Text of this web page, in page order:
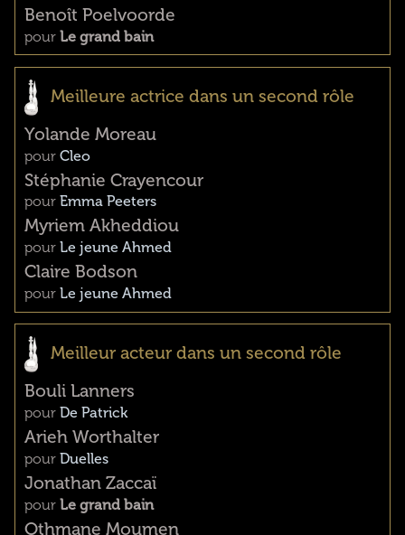
Benoît Poelvoorde
pour Le grand bain
Meilleure actrice dans un second rôle
Yolande Moreau
pour Cleo
Stéphanie Crayencour
pour Emma Peeters
Myriem Akheddiou
pour Le jeune Ahmed
Claire Bodson
pour Le jeune Ahmed
Meilleur acteur dans un second rôle
Bouli Lanners
pour De Patrick
Arieh Worthalter
pour Duelles
Jonathan Zaccaï
pour Le grand bain
Othmane Moumen